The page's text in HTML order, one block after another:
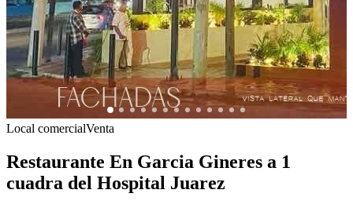
Local comercialVenta
Restaurante En Garcia Gineres a 1
cuadra del Hospital Juarez